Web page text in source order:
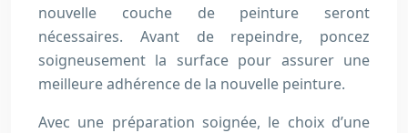
nouvelle couche de peinture seront
nécessaires. Avant de repeindre, poncez
soigneusement la surface pour assurer une
meilleure adhérence de la nouvelle peinture.
Avec une préparation soignée, le choix d’une